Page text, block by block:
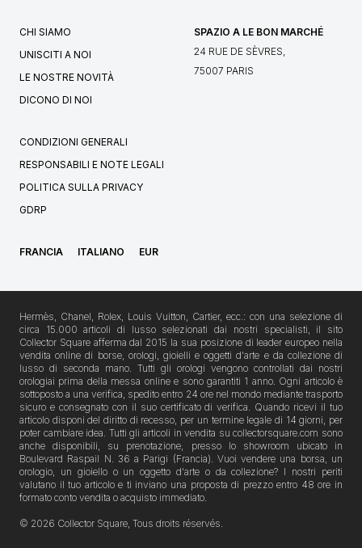
CHI SIAMO
UNISCITI A NOI
LE NOSTRE NOVITÀ
DICONO DI NOI
SPAZIO A LE BON MARCHÉ
24 RUE DE SÈVRES,
75007 PARIS
CONDIZIONI GENERALI
RESPONSABILI E NOTE LEGALI
POLITICA SULLA PRIVACY
GDRP
FRANCIA ITALIANO EUR
Hermès, Chanel, Rolex, Louis Vuitton, Cartier, ecc.: con una selezione di
circa 15.000 articoli di lusso selezionati dai nostri specialisti, il sito
Collector Square afferma dal 2015 la sua posizione di leader europeo nella
vendita online di borse, orologi, gioielli e oggetti d'arte e da collezione di
lusso di seconda mano. Tutti gli orologi vengono controllati dai nostri
orologiai prima della messa online e sono garantiti 1 anno. Ogni articolo è
sottoposto a una verifica, spedito entro 24 ore nel mondo mediante trasporto
sicuro e consegnato con il suo certificato di verifica. Quando ricevi il tuo
articolo disponi del diritto di recesso, per un termine legale di 14 giorni, per
poter cambiare idea. Tutti gli articoli in vendita su collectorsquare.com sono
anche disponibili, su prenotazione, presso lo showroom ubicato in
Boulevard Raspail N. 36 a Parigi (Francia). Vuoi vendere una borsa, un
orologio, un gioiello o un oggetto d'arte o da collezione? I nostri periti
valutano il tuo articolo e ti inviano una proposta di prezzo entro 48 ore in
formato conto vendita o acquisto immediato.
© 2026 Collector Square, Tous droits réservés.